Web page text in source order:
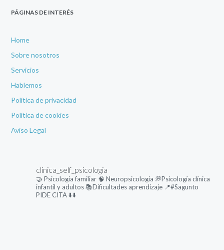
PÁGINAS DE INTERÉS
Home
Sobre nosotros
Servicios
Hablemos
Política de privacidad
Política de cookies
Aviso Legal
clinica_self_psicologia
🤝 Psicología familiar 🧠 Neuropsicología 💭Psicología clínica
infantil y adultos📚Dificultades aprendizaje 📍#Sagunto
PIDE CITA ⬇️⬇️